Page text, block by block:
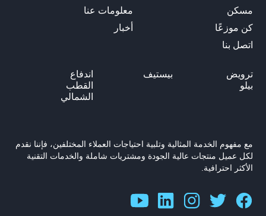
مسكن
معلومات عنا
كن موزعًا
أخبار
اتصل بنا
ترويض
بيلو
بيستيف
اندفاع
القطب
الشمالي
مع مفهوم الخدمة المثالية وتلبية احتياجات العملاء المختلفين، فإننا نقدم
لكل عميل منتجات عالية الجودة ومشتريات شاملة والخدمات التقنية
الأكثر احترافية.